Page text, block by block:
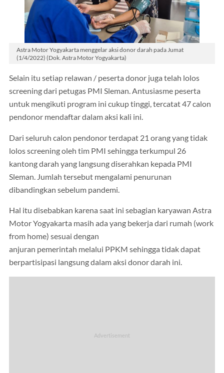
Astra Motor Yogyakarta menggelar aksi donor darah pada Jumat
(1/4/2022) (Dok. Astra Motor Yogyakarta)
Selain itu setiap relawan / peserta donor juga telah lolos
screening dari petugas PMI Sleman. Antusiasme peserta
untuk mengikuti program ini cukup tinggi, tercatat 47 calon
pendonor mendaftar dalam aksi kali ini.
Dari seluruh calon pendonor terdapat 21 orang yang tidak
lolos screening oleh tim PMI sehingga terkumpul 26
kantong darah yang langsung diserahkan kepada PMI
Sleman. Jumlah tersebut mengalami penurunan
dibandingkan sebelum pandemi.
Hal itu disebabkan karena saat ini sebagian karyawan Astra
Motor Yogyakarta masih ada yang bekerja dari rumah (work
from home) sesuai dengan
anjuran pemerintah melalui PPKM sehingga tidak dapat
berpartisipasi langsung dalam aksi donor darah ini.